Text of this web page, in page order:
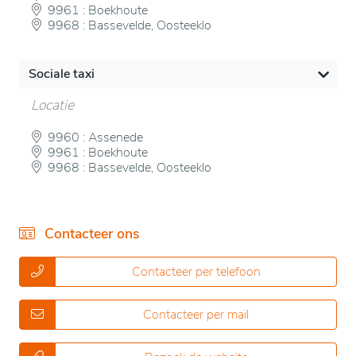
9961 : Boekhoute
9968 : Bassevelde, Oosteeklo
Sociale taxi
Locatie
9960 : Assenede
9961 : Boekhoute
9968 : Bassevelde, Oosteeklo
Contacteer ons
Contacteer per telefoon
Contacteer per mail